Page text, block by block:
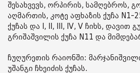
შესახვევს, ორპირის, სამღებროს,
აღმართის, კოტე აფხაზის ქუჩა
ქუჩას და I, II, III, IV, V ჩიხს, დავით
გრიშაშვილის ქუჩა N11 და
ჩუღურეთის რაიონში:
უშანგი ჩხეიძის ქუჩას.